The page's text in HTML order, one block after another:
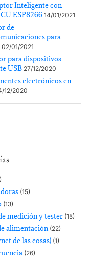
Inteligente con
ESP8266 14/01/2021
de
para
02/01/2021
para dispositivos
USB 27/12/2020
electrónicos en
12/2020
(15)
(13)
medición y tester (15)
alimentación(22)
de las cosas) (1)
(26)